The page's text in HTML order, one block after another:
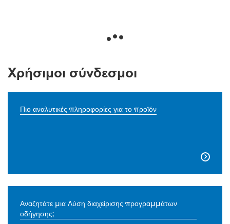
Χρήσιμοι σύνδεσμοι
Πιο αναλυτικές πληροφορίες για το προϊόν

Αναζητάτε μια Λύση διαχείρισης προγραμμάτων
οδήγησης;